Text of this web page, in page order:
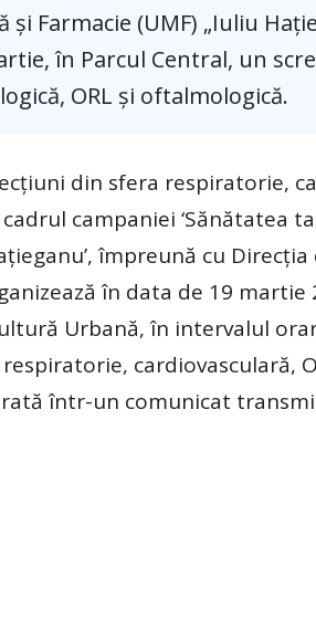
Farmacie (UMF) „Iuliu
în Parcul Central, un
ORL şi oftalmologică.
din sfera respiratorie,
campaniei ‘Sănătatea
împreună cu
în data de 19 martie
Urbană, în intervalul
cardiovasculară,
într-un comunicat